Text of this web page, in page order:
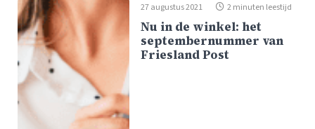
27 augustus 2021 2 minuten leestijd
Nu in de winkel: het
septembernummer van
Friesland Post